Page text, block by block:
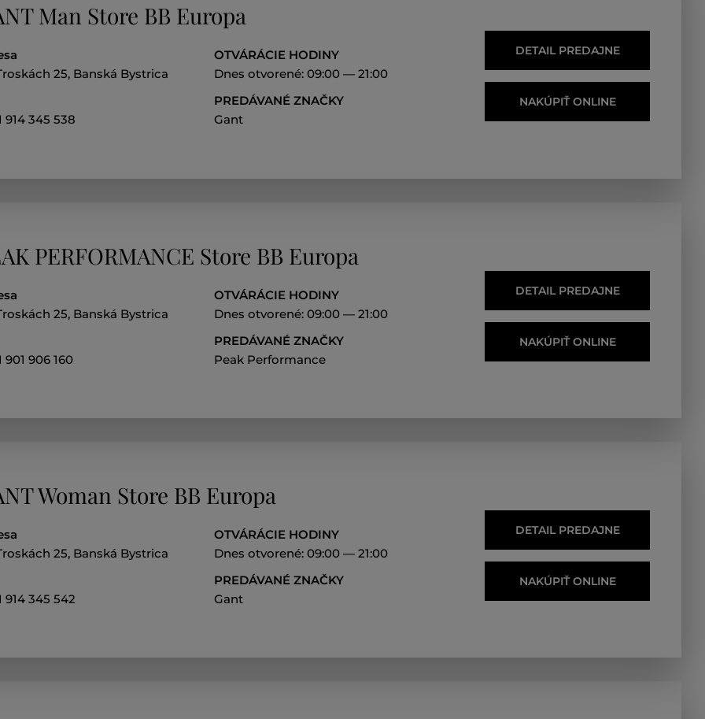
Man Store BB Europa
25, Banská Bystrica
914 345 538
OTVÁRÁCIE HODINY
Dnes otvorené: 09:00 — 21:00
PREDÁVANÉ ZNAČKY
Gant
DETAIL PREDAJNE
NAKÚPIŤ ONLINE
PERFORMANCE Store BB Europa
25, Banská Bystrica
901 906 160
OTVÁRÁCIE HODINY
Dnes otvorené: 09:00 — 21:00
PREDÁVANÉ ZNAČKY
Peak Performance
DETAIL PREDAJNE
NAKÚPIŤ ONLINE
Woman Store BB Europa
25, Banská Bystrica
914 345 542
OTVÁRÁCIE HODINY
Dnes otvorené: 09:00 — 21:00
PREDÁVANÉ ZNAČKY
Gant
DETAIL PREDAJNE
NAKÚPIŤ ONLINE